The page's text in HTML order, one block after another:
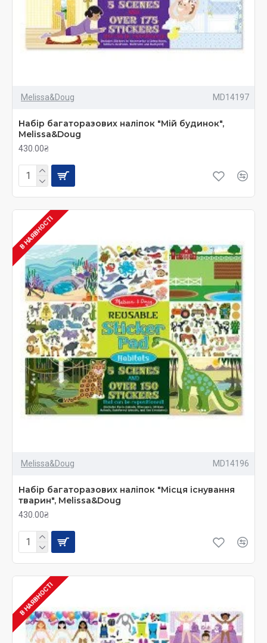
Melissa&Doug MD14197
Набір багаторазових наліпок "Мій будинок",
Melissa&Doug
430.00₴
В НАЯВНОСТІ
Melissa&Doug MD14196
Набір багаторазових наліпок "Місця існування
тварин", Melissa&Doug
430.00₴
В НАЯВНОСТІ